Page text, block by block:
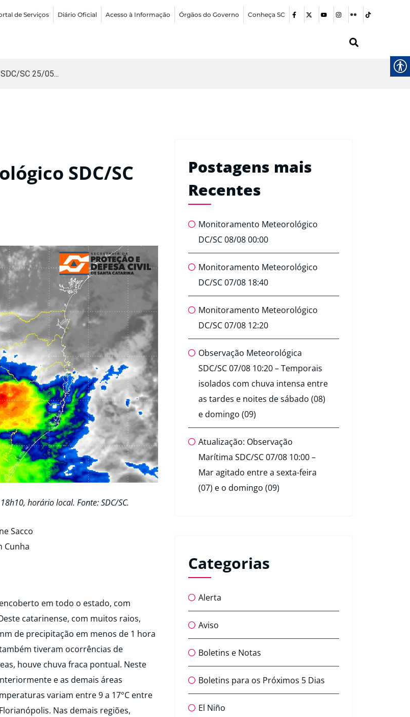
de Serviços Diário Oficial Acesso à Informação Órgãos do Governo Conheça SC
SC 25/05...
SDC/SC
horário local. Fonte: SDC/SC.
Sacco
Cunha
em todo o estado, com
catarinense, com muitos raios,
de precipitação em menos de 1 hora
tiveram ocorrências de
houve chuva fraca pontual. Neste
e as demais áreas
variam entre 9 a 17°C entre
Nas demais regiões,
Postagens mais
Recentes
Monitoramento Meteorológico
DC/SC 08/08 00:00
Monitoramento Meteorológico
DC/SC 07/08 18:40
Monitoramento Meteorológico
DC/SC 07/08 12:20
Observação Meteorológica
SDC/SC 07/08 10:20 – Temporais
isolados com chuva intensa entre
as tardes e noites de sábado (08)
e domingo (09)
Atualização: Observação
Marítima SDC/SC 07/08 10:00 –
Mar agitado entre a sexta-feira
(07) e o domingo (09)
Categorias
Alerta
Aviso
Boletins e Notas
Boletins para os Próximos 5 Dias
El Niño